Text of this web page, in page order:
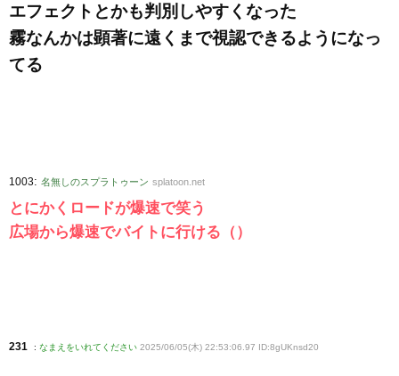
エフェクトとかも判別しやすくなった
霧なんかは顕著に遠くまで視認できるようになっ
てる
1003: 名無しのスプラトゥーン splatoon.net
とにかくロードが爆速で笑う
広場から爆速でバイトに行ける（）
231 : なまえをいれてください 2025/06/05(木) 22:53:06.97 ID:8gUKnsd20